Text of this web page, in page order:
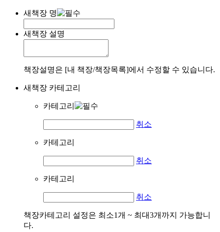
새책장 명
새책장 설명
책장설명은 [내 책장/책장목록]에서 수정할 수 있습니다.
새책장 카테고리
카테고리
취소
카테고리
취소
카테고리
취소
책장카테고리 설정은 최소1개 ~ 최대3개까지 가능합니
다.